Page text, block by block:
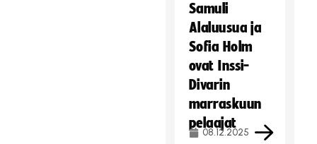
Samuli
Alaluusua ja
Sofia Holm
ovat Inssi-
Divarin
marraskuun
pelaajat
08.12.2025